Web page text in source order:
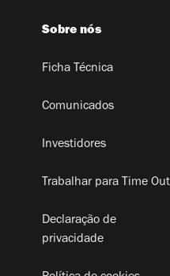
Sobre nós
Ficha Técnica
Comunicados
Investidores
Trabalhar para Time Out
Declaração de
privacidade